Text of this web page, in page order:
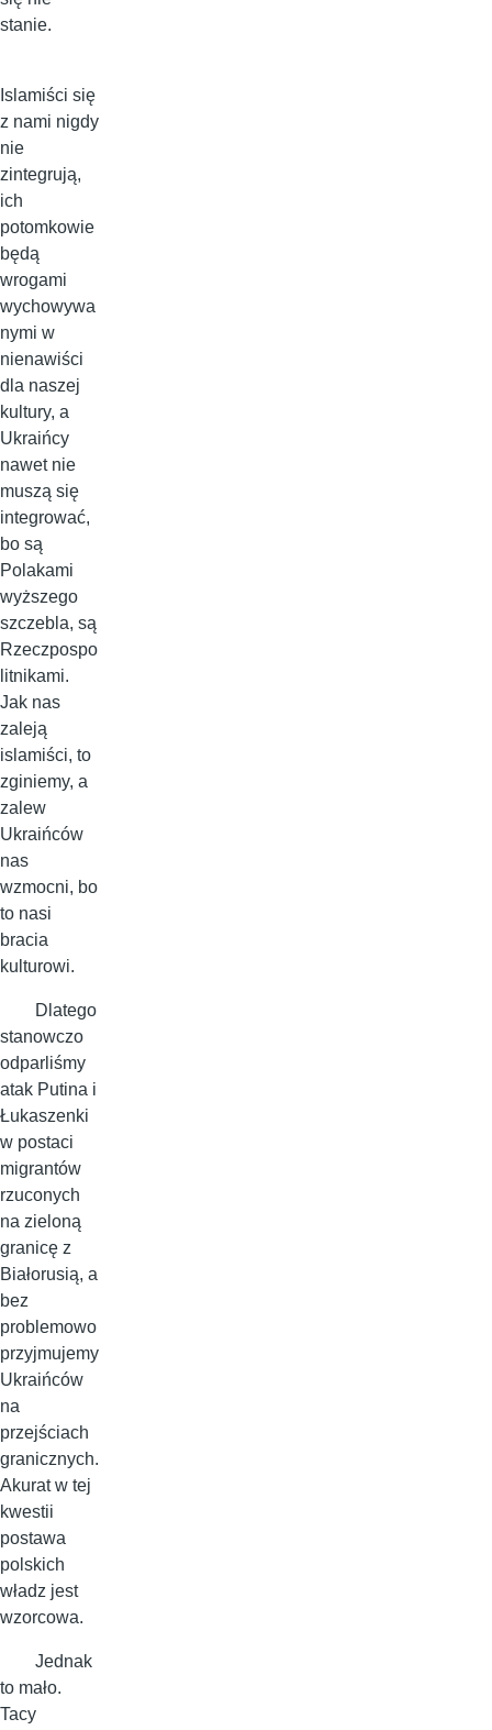
stanie.
Islamiści się
z nami nigdy
nie
zintegrują,
ich
potomkowie
będą
wrogami
wychowywa
nymi w
nienawiści
dla naszej
kultury, a
Ukraińcy
nawet nie
muszą się
integrować,
bo są
Polakami
wyższego
szczebla, są
Rzeczpospo
litnikami.
Jak nas
zaleją
islamiści, to
zginiemy, a
zalew
Ukraińców
nas
wzmocni, bo
to nasi
bracia
kulturowi.
Dlatego
stanowczo
odparliśmy
atak Putina i
Łukaszenki
w postaci
migrantów
rzuconych
na zieloną
granicę z
Białorusią, a
bez
problemowo
przyjmujemy
Ukraińców
na
przejściach
granicznych.
Akurat w tej
kwestii
postawa
polskich
władz jest
wzorcowa.
Jednak
to mało.
Tacy